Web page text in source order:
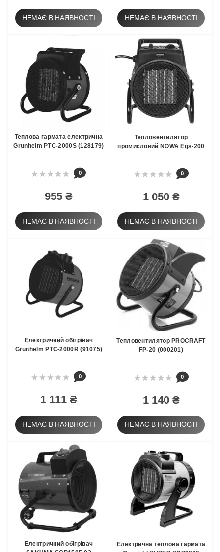
НЕМАЄ В НАЯВНОСТІ НЕМАЄ В НАЯВНОСТІ
Теплова гармата електрична
Grunhelm РТС-2000S (128179)
0
955 ₴
НЕМАЄ В НАЯВНОСТІ
Тепловентилятор
промисловий NOWA Egs-200
0
1 050 ₴
НЕМАЄ В НАЯВНОСТІ
Електричний обігрівач
Grunhelm РТС-2000R (91075)
0
1 111 ₴
НЕМАЄ В НАЯВНОСТІ
Тепловентилятор PROCRAFT
FP-20 (000201)
0
1 140 ₴
НЕМАЄ В НАЯВНОСТІ
Електричний обігрівач
Електрична теплова гармата